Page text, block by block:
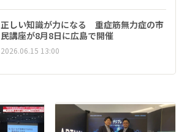
正しい知識が力になる 重症筋無力症の市
民講座が8月8日に広島で開催
2026.06.15 13:00